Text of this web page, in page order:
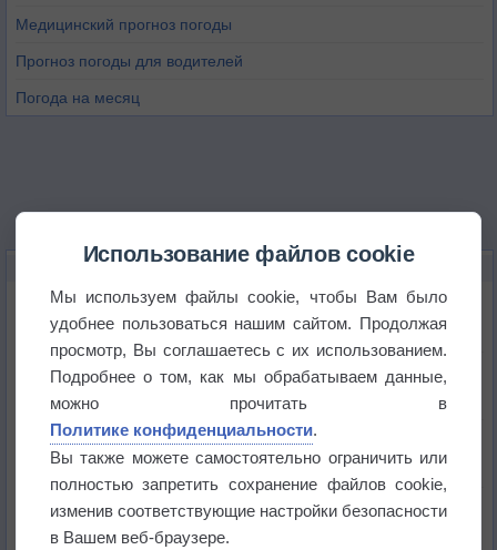
Медицинский прогноз погоды
Прогноз погоды для водителей
Погода на месяц
Космическая погода влияет на транспорт
Приложение построит маршрут через тень
Атмосфера начала замерзать
В Приморье обнаружены морские волны тепла
Использование файлов cookie
Мы используем файлы cookie, чтобы Вам было
удобнее пользоваться нашим сайтом. Продолжая
просмотр, Вы соглашаетесь с их использованием.
Подробнее о том, как мы обрабатываем данные,
можно прочитать в
Политике конфиденциальности.
Вы также можете самостоятельно ограничить или
полностью запретить сохранение файлов cookie,
изменив соответствующие настройки безопасности
в Вашем веб-браузере.